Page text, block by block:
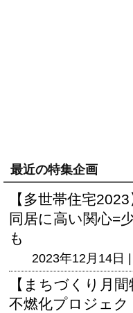
最近の特集企画
【多世帯住宅
同居に高い関心=
も
2023年12月14日 |
【まちづくり月
不燃化プロジェク